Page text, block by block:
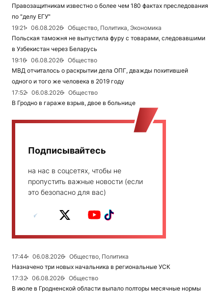
Правозащитникам известно о более чем 180 фактах преследования
по "делу ЕГУ"
19:21
06.08.2026
Общество, Политика, Экономика
Польская таможня не выпустила фуру с товарами, следовавшими
в Узбекистан через Беларусь
19:16
06.08.2026
Общество
МВД отчиталось о раскрытии дела ОПГ, дважды похитившей
одного и того же человека в 2019 году
17:52
06.08.2026
Общество
В Гродно в гараже взрыв, двое в больнице
Подписывайтесь
на нас в соцсетях, чтобы не
пропустить важные новости (если
это безопасно для вас)
17:44 06.08.2026
Общество, Политика
Назначено три новых начальника в региональные УСК
17:32
06.08.2026
Общество
В июле в Гродненской области выпало полторы месячные нормы